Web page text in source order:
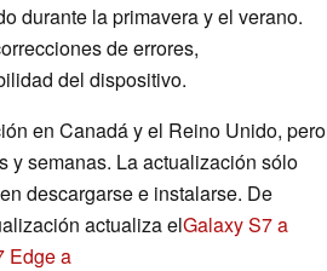
durante la primavera y el verano.
de errores,
del dispositivo.
en Canadá y el Reino Unido, pero
y semanas. La actualización sólo
descargarse e instalarse. De
actualiza elGalaxy S7 a
Edge a